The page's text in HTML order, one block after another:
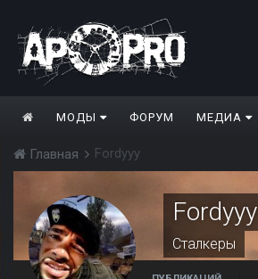
МОДЫ ФОРУМ МЕДИА
Главная Fordyyy
Fordyyy
Сталкеры